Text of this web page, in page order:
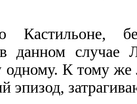
Кастильоне,
данном случае
одному. К тому же
эпизод,